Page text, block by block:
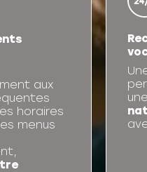
aux
horaires
menus
une